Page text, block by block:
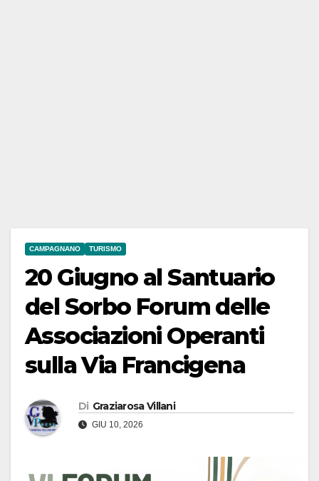
CAMPAGNANO TURISMO
20 Giugno al Santuario
del Sorbo Forum delle
Associazioni Operanti
sulla Via Francigena
Di Graziarosa Villani
GIU 10, 2026